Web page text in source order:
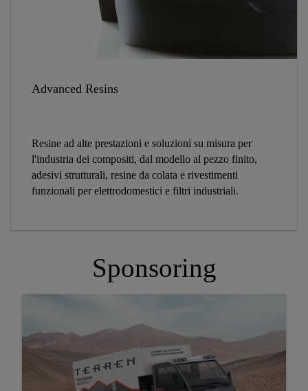
Advanced Resins
Resine ad alte prestazioni e soluzioni su misura per
l'industria dei compositi, dal modello al pezzo finito,
adesivi strutturali, resine da colata e rivestimenti
funzionali per elettrodomestici e filtri industriali.
Sponsoring